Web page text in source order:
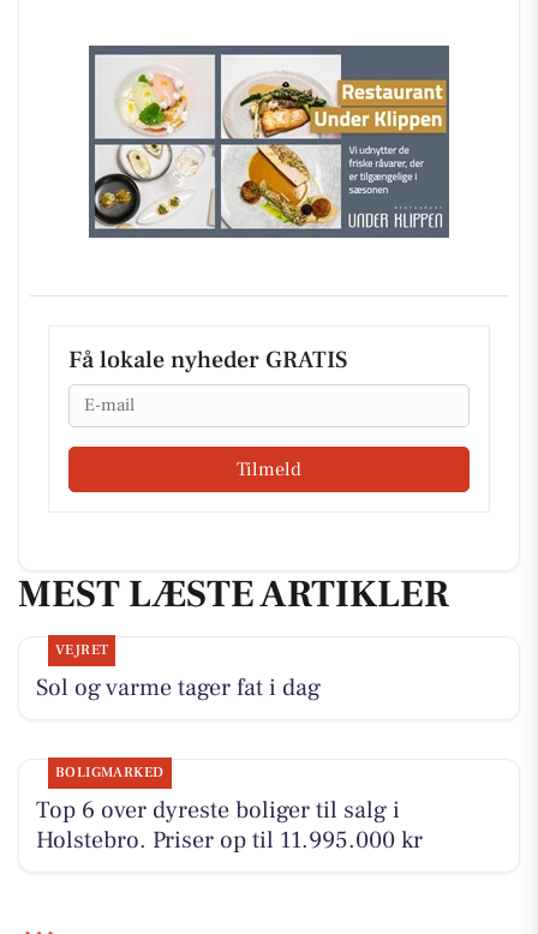
Få lokale nyheder GRATIS
Email
Tilmeld
MEST LÆSTE ARTIKLER
VEJRET
Sol og varme tager fat i dag
BOLIGMARKED
Top 6 over dyreste boliger til salg i
Holstebro. Priser op til 11.995.000 kr